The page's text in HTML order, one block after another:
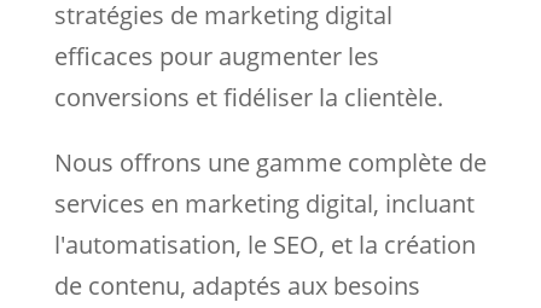
stratégies de marketing digital
efficaces pour augmenter les
conversions et fidéliser la clientèle.
Nous offrons une gamme complète de
services en marketing digital, incluant
l'automatisation, le SEO, et la création
de contenu, adaptés aux besoins